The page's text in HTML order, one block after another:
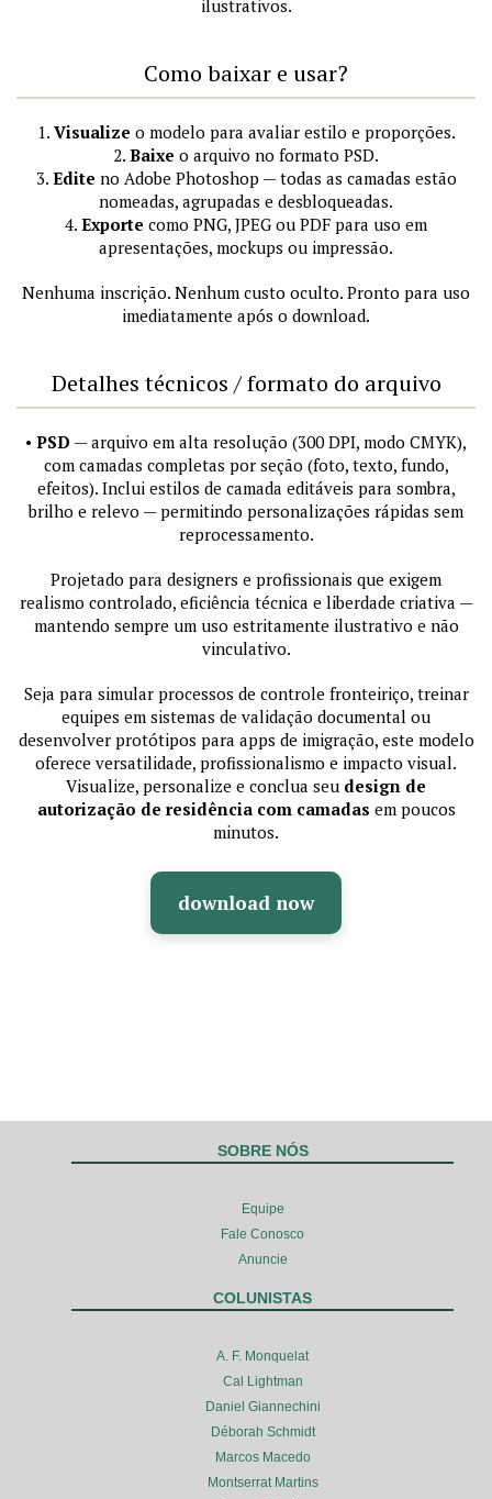
ilustrativos.
Como baixar e usar?
1. Visualize o modelo para avaliar estilo e proporções.
2. Baixe o arquivo no formato PSD.
3. Edite no Adobe Photoshop — todas as camadas estão
nomeadas, agrupadas e desbloqueadas.
4. Exporte como PNG, JPEG ou PDF para uso em
apresentações, mockups ou impressão.
Nenhuma inscrição. Nenhum custo oculto. Pronto para uso
imediatamente após o download.
Detalhes técnicos / formato do arquivo
• PSD — arquivo em alta resolução (300 DPI, modo CMYK),
com camadas completas por seção (foto, texto, fundo,
efeitos). Inclui estilos de camada editáveis para sombra,
brilho e relevo — permitindo personalizações rápidas sem
reprocessamento.
Projetado para designers e profissionais que exigem
realismo controlado, eficiência técnica e liberdade criativa —
mantendo sempre um uso estritamente ilustrativo e não
vinculativo.
Seja para simular processos de controle fronteiriço, treinar
equipes em sistemas de validação documental ou
desenvolver protótipos para apps de imigração, este modelo
oferece versatilidade, profissionalismo e impacto visual.
Visualize, personalize e conclua seu design de
autorização de residência com camadas em poucos
minutos.
download now
SOBRE NÓS
Equipe
Fale Conosco
Anuncie
COLUNISTAS
A. F. Monquelat
Cal Lightman
Daniel Giannechini
Déborah Schmidt
Marcos Macedo
Montserrat Martins